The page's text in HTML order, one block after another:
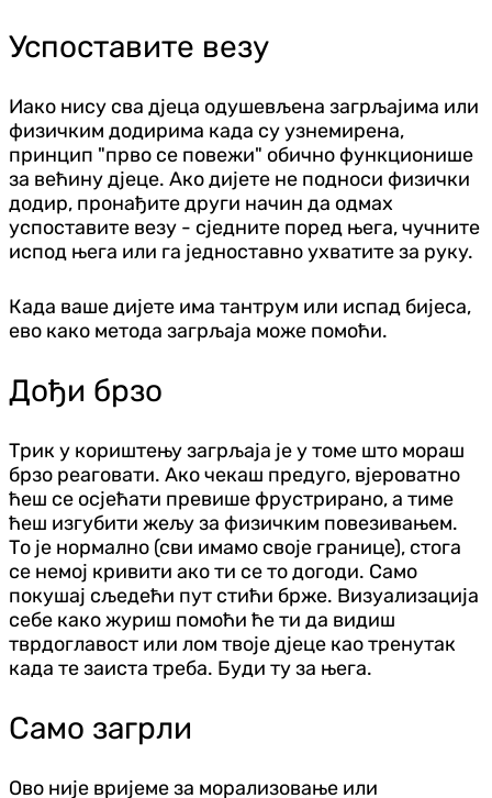
Успоставите везу
Иако нису сва д‌јеца одушевљена загрљајима или
физичким додирима када су узнемирена,
принцип "прво се повежи" обично функционише
за већину д‌јеце. Ако дијете не подноси физички
додир, пронађите други начин да одмах
успоставите везу - сједните поред њега, чучните
испод њега или га једноставно ухватите за руку.
Када ваше дијете има тантрум или испад бијеса,
ево како метода загрљаја може помоћи.
Дођи брзо
Трик у кориштењу загрљаја је у томе што мораш
брзо реаговати. Ако чекаш предуго, вјероватно
ћеш се осјећати превише фрустрирано, а тиме
ћеш изгубити жељу за физичким повезивањем.
То је нормално (сви имамо своје границе), стога
се немој кривити ако ти се то догоди. Само
покушај сљедећи пут стићи брже. Визуализација
себе како журиш помоћи ће ти да видиш
тврдоглавост или лом твоје д‌јеце као тренутак
када те заиста треба. Буди ту за њега.
Само загрли
Ово није вријеме за морализовање или